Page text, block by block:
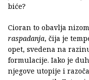
biće?
Cioran to obavlja
raspadanja, čija je
opet, svedena na
formulacije. Iako je
njegove utopije i